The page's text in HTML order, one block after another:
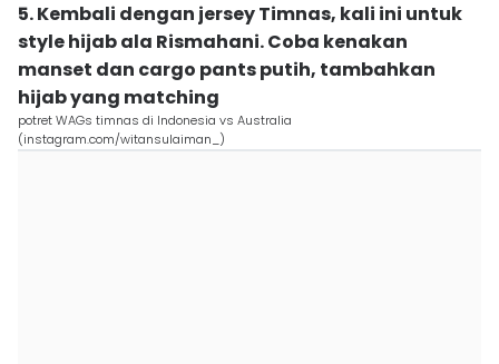
5. Kembali dengan jersey Timnas, kali ini untuk
style hijab ala Rismahani. Coba kenakan
manset dan cargo pants putih, tambahkan
hijab yang matching
potret WAGs timnas di Indonesia vs Australia
(instagram.com/witansulaiman_)